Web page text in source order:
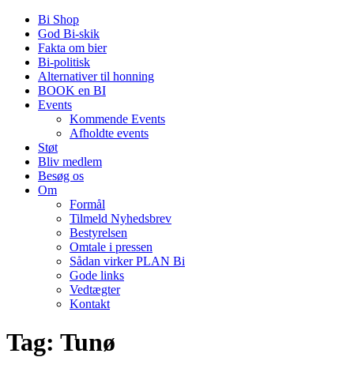
Bi Shop
God Bi-skik
Fakta om bier
Bi-politisk
Alternativer til honning
BOOK en BI
Events
Kommende Events
Afholdte events
Støt
Bliv medlem
Besøg os
Om
Formål
Tilmeld Nyhedsbrev
Bestyrelsen
Omtale i pressen
Sådan virker PLAN Bi
Gode links
Vedtægter
Kontakt
Tag: Tunø